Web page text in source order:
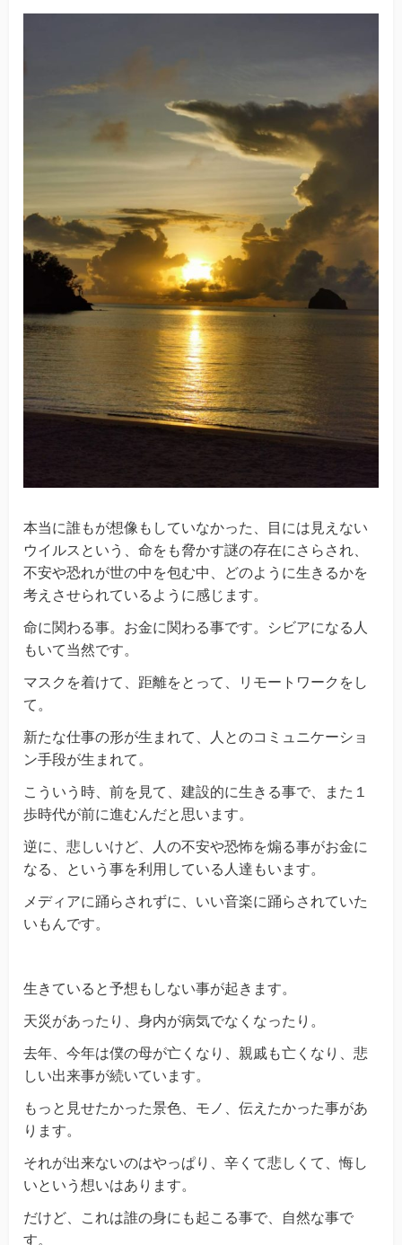
本当に誰もが想像もしていなかった、目には見えない
ウイルスという、命をも脅かす謎の存在にさらされ、
不安や恐れが世の中を包む中、どのように生きるかを
考えさせられているように感じます。
命に関わる事。お金に関わる事です。シビアになる人
もいて当然です。
マスクを着けて、距離をとって、リモートワークをし
て。
新たな仕事の形が生まれて、人とのコミュニケーショ
ン手段が生まれて。
こういう時、前を見て、建設的に生きる事で、また１
歩時代が前に進むんだと思います。
逆に、悲しいけど、人の不安や恐怖を煽る事がお金に
なる、という事を利用している人達もいます。
メディアに踊らされずに、いい音楽に踊らされていた
いもんです。
生きていると予想もしない事が起きます。
天災があったり、身内が病気でなくなったり。
去年、今年は僕の母が亡くなり、親戚も亡くなり、悲
しい出来事が続いています。
もっと見せたかった景色、モノ、伝えたかった事があ
ります。
それが出来ないのはやっぱり、辛くて悲しくて、悔し
いという想いはあります。
だけど、これは誰の身にも起こる事で、自然な事で
す。